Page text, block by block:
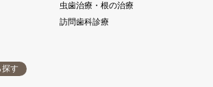
虫歯治療・根の治療
訪問歯科診療
す